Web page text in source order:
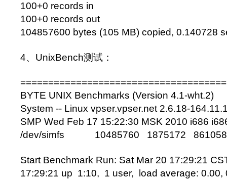
100+0 records in
100+0 records out
104857600 bytes (105 MB) copied, 0.140728
4、UnixBench测试：
BYTE UNIX Benchmarks (Version 4.1-wht.2)
System -- Linux vpser.vpser.net 2.6.18-
SMP Wed Feb 17 15:22:30 MSK 2010 i686
/dev/simfs 10485760 1875172
Start Benchmark Run: Sat Mar 20 17:29:21
17:29:21 up 1:10, 1 user, load average: 0.00,